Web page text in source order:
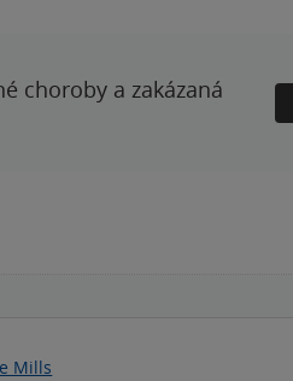
choroby a zakázaná
Mills